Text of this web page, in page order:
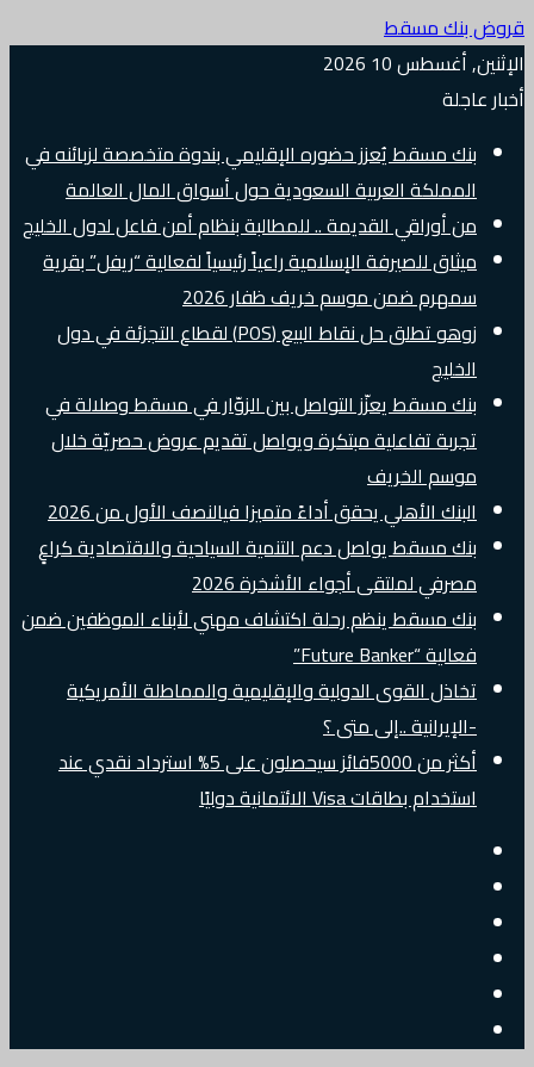
قروض بنك مسقط
الإثنين, أغسطس 10 2026
أخبار عاجلة
بنك مسقط يُعزز حضوره الإقليمي بندوة متخصصة لزبائنه في
المملكة العربية السعودية حول أسواق المال العالمة
من أوراقي القديمة .. للمطالبة بنظام أمن فاعل لدول الخليج
ميثاق للصيرفة الإسلامية راعياً رئيسياً لفعالية “ريفل” بقرية
سمهرم ضمن موسم خريف ظفار 2026
زوهو تطلق حل نقاط البيع (POS) لقطاع التجزئة في دول
الخليج
بنك مسقط يعزّز التواصل بين الزوّار في مسقط وصلالة في
تجربة تفاعلية مبتكرة ويواصل تقديم عروض حصريّة خلال
موسم الخريف
البنك الأهلي يحقق أداءً متميزا فيالنصف الأول من 2026
بنك مسقط يواصل دعم التنمية السياحية والاقتصادية كراعٍ
مصرفي لملتقى أجواء الأشخرة 2026
بنك مسقط ينظم رحلة اكتشاف مهني لأبناء الموظفين ضمن
فعالية “Future Banker”
تخاذل القوى الدولية والإقليمية والمماطلة الأمريكية
-الإيرانية ..إلى متى ؟
أكثر من 5000فائز سيحصلون على 5% استرداد نقدي عند
استخدام بطاقات Visa الائتمانية دوليًا